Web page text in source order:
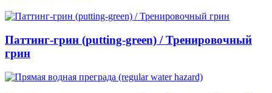
Паттинг-грин (putting-green) / Тренировочный
грин